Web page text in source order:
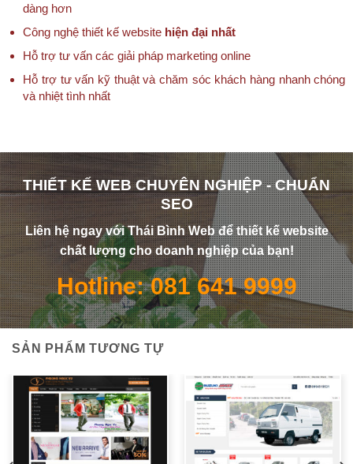
dàng hơn
Công nghệ thiết kế website hiện đại nhất
Hỗ trợ tư vấn các giải pháp marketing online
Hỗ trợ tư vấn kỹ thuật và chăm sóc khách hàng nhanh chóng
và nhiệt tình nhất
THIẾT KẾ WEB CHUYÊN NGHIỆP - CHUẨN
SEO
Liên hệ ngay với Thái Bình Web để thiết kế website
chất lượng cho doanh nghiệp của bạn!
Hotline: 081 641 9999
SẢN PHẨM TƯƠNG TỰ